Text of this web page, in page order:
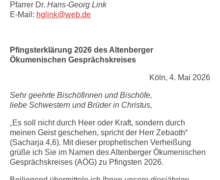
Pfarrer Dr. Hans-Georg Link
E-Mail: hglink@web.de
Pfingsterklärung 2026 des Altenberger
Ökumenischen Gesprächskreises
Köln, 4. Mai 2026
Sehr geehrte Bischöfinnen und Bischöfe,
liebe Schwestern und Brüder in Christus,
Es soll nicht durch Heer oder Kraft, sondern durch
meinen Geist geschehen, spricht der Herr Zebaoth“
(Sacharja 4,6). Mit dieser prophetischen Verheißung
grüße ich Sie im Namen des Altenberger Ökumenischen
Gesprächskreises (AÖG) zu Pfingsten 2026.